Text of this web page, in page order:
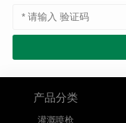
产品分类
灌溉喷枪